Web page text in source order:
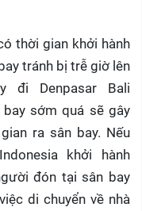
thời gian khởi hành
tránh bị trễ giờ lên
đi Denpasar Bali
sớm quá sẽ gây
ra sân bay. Nếu
khởi hành
đón tại sân bay
di chuyển về nhà